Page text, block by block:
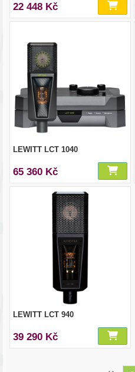
22 448 Kč
LEWITT LCT 1040
65 360 Kč
LEWITT LCT 940
39 290 Kč